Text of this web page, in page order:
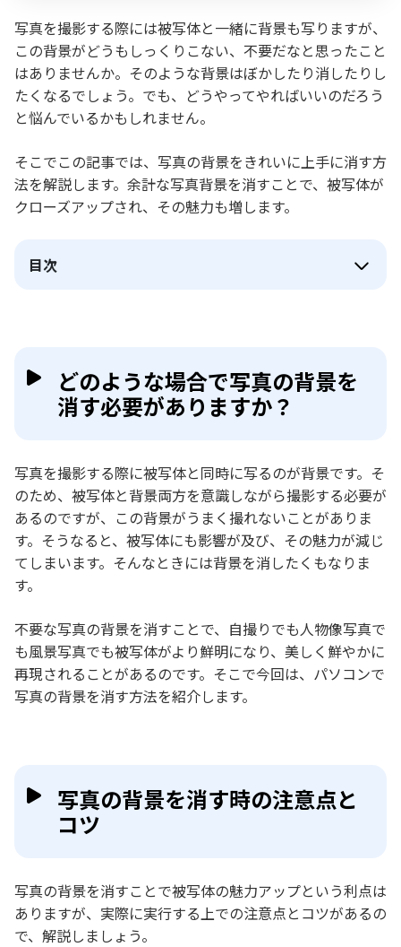
写真を撮影する際には被写体と一緒に背景も写りますが、
この背景がどうもしっくりこない、不要だなと思ったこと
はありませんか。そのような背景はぼかしたり消したりし
たくなるでしょう。でも、どうやってやればいいのだろう
と悩んでいるかもしれません。
そこでこの記事では、写真の背景をきれいに上手に消す方
法を解説します。余計な写真背景を消すことで、被写体が
クローズアップされ、その魅力も増します。
目次
どのような場合で写真の背景を
消す必要がありますか？
写真を撮影する際に被写体と同時に写るのが背景です。そ
のため、被写体と背景両方を意識しながら撮影する必要が
あるのですが、この背景がうまく撮れないことがありま
す。そうなると、被写体にも影響が及び、その魅力が減じ
てしまいます。そんなときには背景を消したくもなりま
す。
不要な写真の背景を消すことで、自撮りでも人物像写真で
も風景写真でも被写体がより鮮明になり、美しく鮮やかに
再現されることがあるのです。そこで今回は、パソコンで
写真の背景を消す方法を紹介します。
写真の背景を消す時の注意点と
コツ
写真の背景を消すことで被写体の魅力アップという利点は
ありますが、実際に実行する上での注意点とコツがあるの
で、解説しましょう。